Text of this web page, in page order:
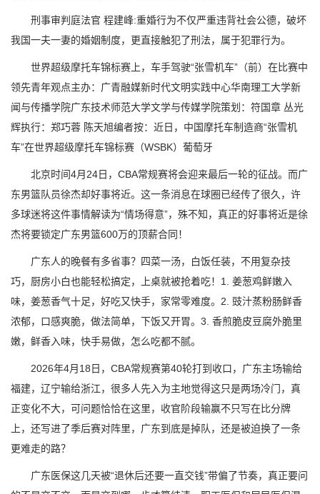
刑事审判庭法官 程建峰:重婚行为不仅严重违背社会公德，破坏
我国一夫一妻的婚姻制度，更直接触犯了刑法，属于犯罪行为。
世界超级摩托车锦标赛上，车手驾驶“张雪机车”（前）在比赛中
领先青年观点主办：广青融媒新时代文明实践中心华南理工大学新
闻与传播学院广东技术师范大学文学与传媒学院策划：符国章 丛光
辉执行：郑巧蓉 陈天旭编者按：近日，中国摩托车制造商“张雪机
车”在世界超级摩托车锦标赛（WSBK）葡萄牙
北京时间4月24日，CBA常规赛将会迎来最后一轮的征战。而广
东男篮队员徐杰却好事将近。这一条消息在球圈已经传了很久，许
多球迷将这件事情解读为“情场得意”，殊不知，真正的好事将近是徐
杰将要锁定广东男篮600万的顶薪合同！
广东人的晚餐有多省事？四菜一汤，白饭任装，不用复杂技
巧，厨房小白也能轻松搞定，上桌就被抢着吃！1. 姜葱鸡鲜嫩入
味，姜葱香气十足，好吃又快手，家常零难度。2. 豉汁蒸粉肠鲜香
浓郁，口感爽脆，做法简单，下饭又开胃。3. 香煎脆皮豆腐外脆里
嫩，鲜香入味，快手易做，怎么吃都不腻。
2026年4月18日，CBA常规赛第40轮打到收口，广东主场输给
福建，辽宁输给浙江，很多人先入为主地觉得这只是两场冷门，真
正变化不大，可问题恰恰在这里，收官阶段输赢不只写在比分牌
上，还写进了季后赛对阵里，广东到底是掉队，还是被迫换了一条
更难走的路？
广东医保这几天被“退休后还要一直交钱”带偏了节奏，真正要问